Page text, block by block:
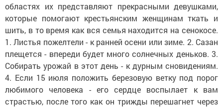
областях их представляют прекрасными девушками,
которые помогают крестьянским женщинам ткать и
шить, в то время как вся семья находится на сенокосе.
1. Листья пожелтели - к ранней осени или зиме. 2. Сазан
плещется - впереди будет много солнечных деньков. 3.
Собирать урожай в этот день - к дурным сновидениям.
4. Если 15 июля положить березовую ветку под порог
любимого человека - его сердце воспылает к вам
страстью, после того как он трижды перешагнет через